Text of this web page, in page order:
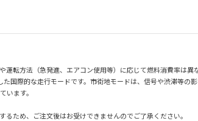
転方法（急発進、エアコン使用等）に応じて燃料消費率は異な
国際的な走行モードです。市街地モードは、信号や渋滞等の
います。
ため、ご注文後はお受けできませんのでご了承ください。